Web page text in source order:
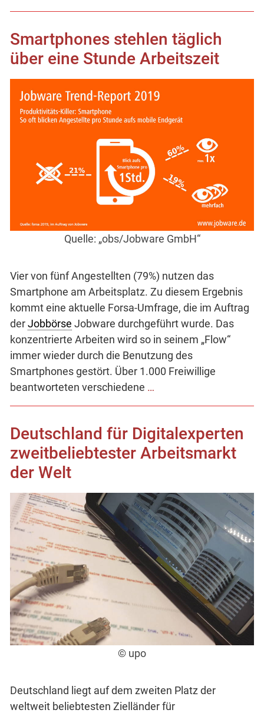
Smartphones stehlen täglich
über eine Stunde Arbeitszeit
Quelle: „obs/Jobware GmbH“
Vier von fünf Angestellten (79%) nutzen das
Smartphone am Arbeitsplatz. Zu diesem Ergebnis
kommt eine aktuelle Forsa-Umfrage, die im Auftrag
derJobbörse Jobware durchgeführt wurde. Das
konzentrierte Arbeiten wird so in seinem „Flow“
immer wieder durch die Benutzung des
Smartphones gestört. Über 1.000 Freiwillige
beantworteten verschiedene …
Deutschland für Digitalexperten
zweitbeliebtester Arbeitsmarkt
der Welt
© upo
Deutschland liegt auf dem zweiten Platz der
weltweit beliebtesten Zielländer für